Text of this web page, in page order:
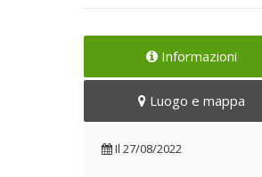
Informazioni
Luogo e mappa
Il 27/08/2022